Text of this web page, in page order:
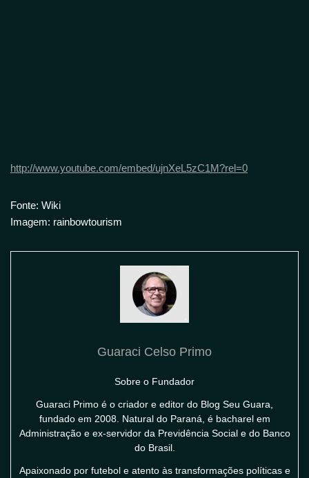
http://www.youtube.com/embed/ujnXeL5zC1M?rel=0
Fonte: Wiki
Imagem: rainbowtourism
Guaraci Celso Primo
Sobre o Fundador
Guaraci Primo é o criador e editor do Blog Seu Guara,
fundado em 2008. Natural do Paraná, é bacharel em
Administração e ex-servidor da Previdência Social e do Banco
do Brasil.
Apaixonado por futebol e atento às transformações políticas e